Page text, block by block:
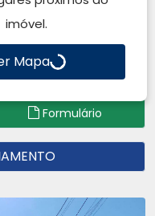
- São
RS
| SÃO VICENTE
Formulário
imóvel.
Mapa